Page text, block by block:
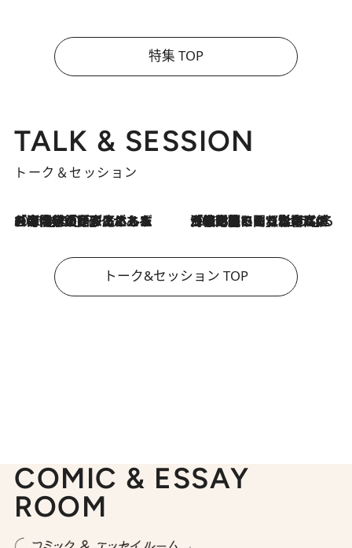
特集 TOP
TALK & SESSION
トーク＆セッション
2026.8.3
「今後値上げがあるとすれば…」「リスクがあるのは今年の冬」エネルギー専門家が語る、ホルムズ海峡封鎖が家庭にもたらす“ある心配” 2026.8.3
「住宅建てられない…」「サーチャージ料の高値が続いている」ホルムズ海峡封鎖による影響はいつまで続く？《エネルギー専門家に聞く“どうなる日本の暮らし”》
トーク&セッション TOP
COMIC & ESSAY
ROOM